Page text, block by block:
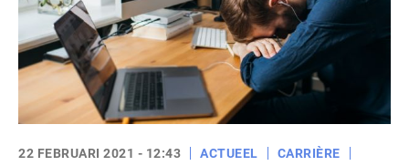
22 FEBRUARI 2021 - 12:43 ACTUEEL
CARRIÈRE